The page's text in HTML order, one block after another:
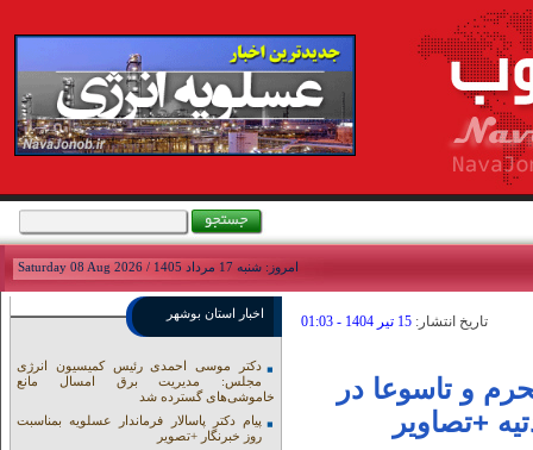
امروز: شنبه 17 مرداد 1405 / Saturday 08 Aug 2026
تاريخ انتشار: 15 تير 1404 - 01:03
و تاسوعا در
+تصاویر
اخبار استان بوشهر
دکتر موسی احمدی رئیس کمیسیون انرژی
مجلس: مدیریت برق امسال مانع
خاموشی‌های گسترده شد
پیام دکتر پاسالار فرماندار عسلویه بمناسبت
روز خبرنگار +تصویر